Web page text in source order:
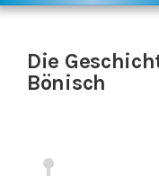
Die
Bönisch